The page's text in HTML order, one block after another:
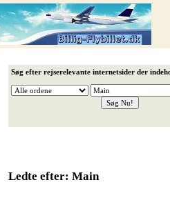
Søg efter rejserelevante internetsider der
Ledte efter: Main